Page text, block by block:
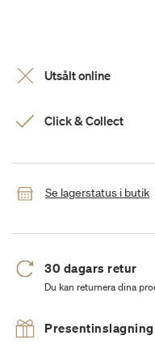
Utsålt online
Click & Collect
Se lagerstatus i butik
30 dagars retur
Du kan returnera dina
Presentinslagning